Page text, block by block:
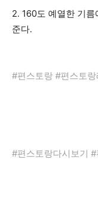
2. 160도 예열한 기
준다.
#편스토랑 #편스토
#편스토랑다시보기